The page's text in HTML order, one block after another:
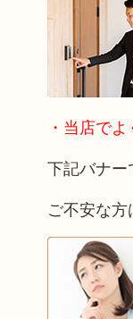
・当店で
下記バナー
ご不安な方